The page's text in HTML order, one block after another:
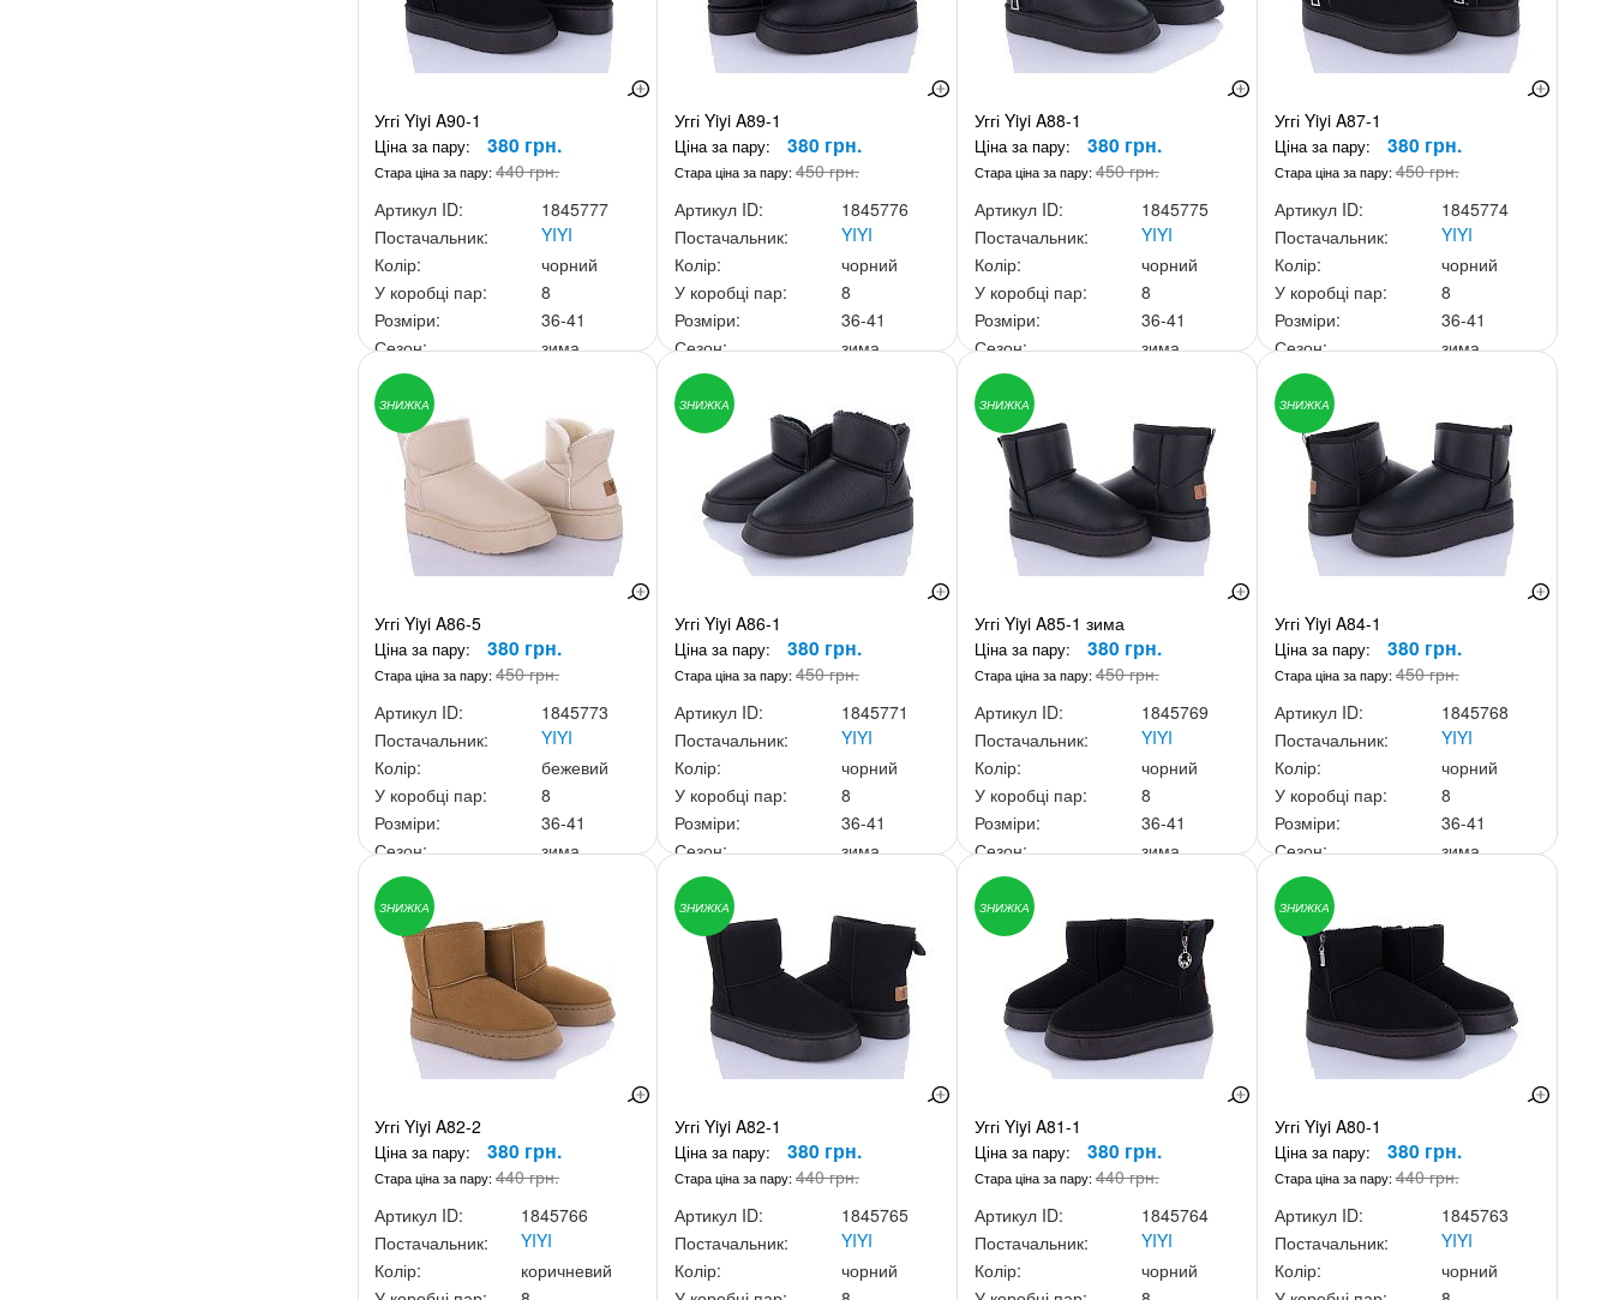
Уггі Yiyi A90-1
Ціна за пару: 380 грн.
Стара ціна за пару:440 грн.
Артикул ID:
1845777
Постачальник:
YIYI
Колір:
чорний
У коробці пар:
8
Розміри:
36-41
Сезон:
зима
Ціна за скриньку:
Уггі Yiyi A89-1
Ціна за пару: 380 грн.
Стара ціна за пару: 450 грн.
Артикул ID:
1845776
Постачальник:
YIYI
Колір:
чорний
У коробці пар:
8
Розміри:
36-41
Сезон:
зима
Ціна за скриньку:
Уггі Yiyi A88-1
Ціна за пару: 380 грн.
Стара ціна за пару: 450 грн.
Артикул ID:
1845775
Постачальник:
YIYI
Колір:
чорний
У коробці пар:
8
Розміри:
36-41
Сезон:
зима
Ціна за скриньку:
Уггі Yiyi A87-1
Ціна за пару: 380 грн.
Стара ціна за пару:450 грн.
Артикул ID:
1845774
Постачальник:
YIYI
Колір:
чорний
У коробці пар:
8
Розміри:
36-41
Сезон:
зима
Ціна за скриньку:
ЗНИЖКА
Уггі Yiyi A86-5
Ціна за пару: 380 грн.
Стара ціна за пару:450 грн.
Артикул ID:
1845773
Постачальник:
YIYI
Колір:
бежевий
У коробці пар:
8
Розміри:
36-41
Сезон:
зима
Ціна за скриньку:
ЗНИЖКА
Уггі Yiyi A86-1
Ціна за пару: 380 грн.
Стара ціна за пару: 450 грн.
Артикул ID:
1845771
Постачальник:
YIYI
Колір:
чорний
У коробці пар:
8
Розміри:
36-41
Сезон:
зима
Ціна за скриньку:
ЗНИЖКА
Уггі Yiyi A85-1 зима
Ціна за пару: 380 грн.
Стара ціна за пару: 450 грн.
Артикул ID:
1845769
Постачальник:
YIYI
Колір:
чорний
У коробці пар:
8
Розміри:
36-41
Сезон:
зима
Ціна за скриньку:
ЗНИЖКА
Уггі Yiyi A84-1
Ціна за пару: 380 грн.
Стара ціна за пару:450 грн.
Артикул ID:
1845768
Постачальник:
YIYI
Колір:
чорний
У коробці пар:
8
Розміри:
36-41
Сезон:
зима
Ціна за скриньку:
ЗНИЖКА
Уггі Yiyi A82-2
Ціна за пару: 380 грн.
Стара ціна за пару:440 грн.
Артикул ID:
1845766
Постачальник:
YIYI
Колір:
коричневий
ЗНИЖКА
Уггі Yiyi A82-1
Ціна за пару: 380 грн.
Стара ціна за пару: 440 грн.
Артикул ID:
1845765
Постачальник:
YIYI
Колір:
чорний
ЗНИЖКА
Уггі Yiyi A81-1
Ціна за пару: 380 грн.
Стара ціна за пару: 440 грн.
Артикул ID:
1845764
Постачальник:
YIYI
Колір:
чорний
ЗНИЖКА
Уггі Yiyi A80-1
Ціна за пару: 380 грн.
Стара ціна за пару:440 грн.
Артикул ID:
1845763
Постачальник:
YIYI
Колір:
чорний